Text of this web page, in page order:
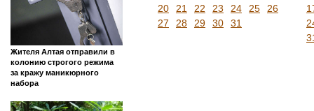
Жителя Алтая отправили в
колонию строгого режима
за кражу маникюрного
набора
20
21 22 23 24 25
26
27
28 29 30 31